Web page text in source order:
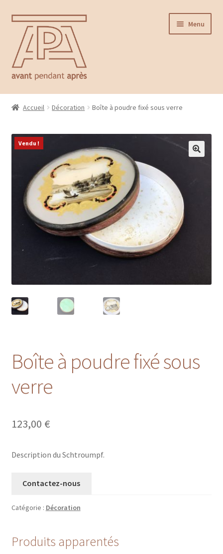
Aller
navigation
Aller
contenu
Menu
Accueil
menu
enfant
Contact
Accueil Décoration Boîte à poudre fixé sous verre
Vendu !
Boîte à poudre fixé sous
verre
123,00 €
Description du Schtroumpf.
Contactez-nous
Catégorie : Décoration
Produits apparentés